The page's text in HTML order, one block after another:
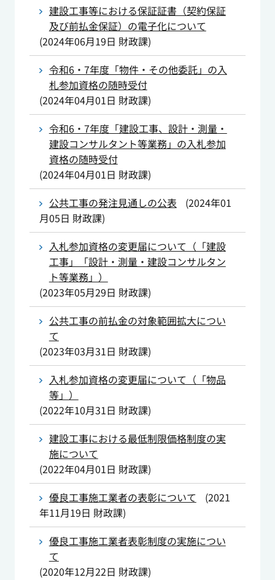
建設工事等における保証証書（契約保証
及び前払金保証）の電子化について
(2024年06月19日 財政課)
令和6・7年度「物件・その他委託」の入
札参加資格の随時受付
(2024年04月01日 財政課)
令和6・7年度「建設工事、設計・測量・
建設コンサルタント等業務」の入札参加
資格の随時受付
(2024年04月01日 財政課)
公共工事の発注見通しの公表
(2024年01
月05日 財政課)
入札参加資格の変更届について（「建設
工事」「設計・測量・建設コンサルタン
ト等業務」）
(2023年05月29日 財政課)
公共工事の前払金の対象範囲拡大につい
て
(2023年03月31日 財政課)
入札参加資格の変更届について（「物品
等」）
(2022年10月31日 財政課)
建設工事における最低制限価格制度の実
施について
(2022年04月01日 財政課)
優良工事施工業者の表彰について
(2021
年11月19日 財政課)
優良工事施工業者表彰制度の実施につい
て
(2020年12月22日 財政課)